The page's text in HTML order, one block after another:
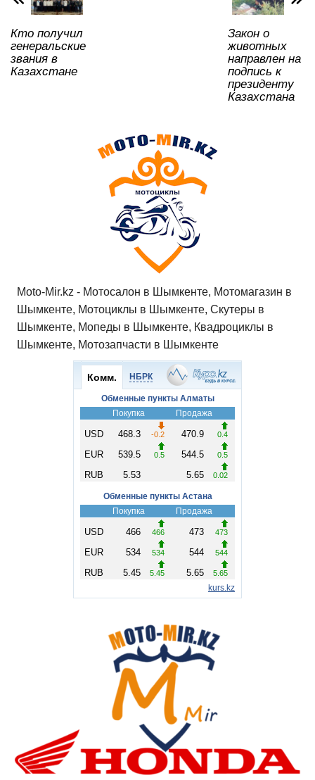
k
Кто получил
генеральские
звания в
Казахстане
Закон о
животных
направлен на
подпись к
президенту
Казахстана
Moto-Mir.kz - Мотосалон в Шымкенте, Мотомагазин в
Шымкенте, Мотоциклы в Шымкенте, Скутеры в
Шымкенте, Мопеды в Шымкенте, Квадроциклы в
Шымкенте, Мотозапчасти в Шымкенте